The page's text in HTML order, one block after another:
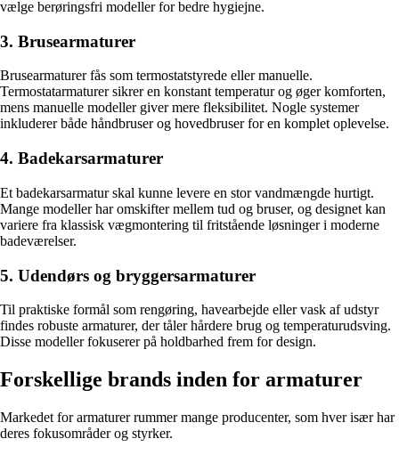
vælge berøringsfri modeller for bedre hygiejne.
3. Brusearmaturer
Brusearmaturer fås som termostatstyrede eller manuelle.
Termostatarmaturer sikrer en konstant temperatur og øger komforten,
mens manuelle modeller giver mere fleksibilitet. Nogle systemer
inkluderer både håndbruser og hovedbruser for en komplet oplevelse.
4. Badekarsarmaturer
Et badekarsarmatur skal kunne levere en stor vandmængde hurtigt.
Mange modeller har omskifter mellem tud og bruser, og designet kan
variere fra klassisk vægmontering til fritstående løsninger i moderne
badeværelser.
5. Udendørs og bryggersarmaturer
Til praktiske formål som rengøring, havearbejde eller vask af udstyr
findes robuste armaturer, der tåler hårdere brug og temperaturudsving.
Disse modeller fokuserer på holdbarhed frem for design.
Forskellige brands inden for armaturer
Markedet for armaturer rummer mange producenter, som hver især har
deres fokusområder og styrker.